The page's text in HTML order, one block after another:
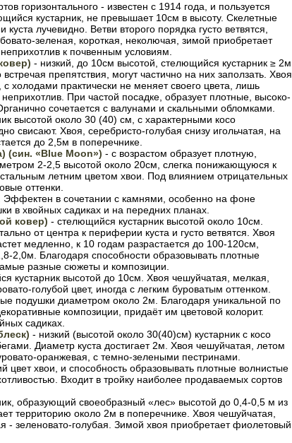
горизонтального - известен с 1914 года, и пользуется
кустарник, не превышает 10см в высоту. Скелетные
лучевидно. Ветви второго порядка густо ветвятся,
зеленая, короткая, неколючая, зимой приобретает
к почвенным условиям.
- низкий, до 10см высотой, стелющийся кустарник ≥ 2м
препятствия, могут частично на них заползать. Хвоя
холодами практически не меняет своего цвета, лишь
При частой посадке, образует плотные, высоко-
сочетается с валунами и скальными обломками.
высотой около 30 (40) см, с характерными косо
свисают. Хвоя, серебристо-голубая снизу игольчатая, на
до 2,5м в поперечнике.
(син. «Blue Moon») - с возрастом образует плотную,
2-2,5 высотой около 20см, слегка понижающуюся к
летним цветом хвои. Под влиянием отрицательных
оттенки.
в сочетании с камнями, особенно на фоне
в хвойных садиках и на передних планах.
ковер) - стелющийся кустарник высотой около 10см.
от центра к периферии куста и густо ветвятся. Хвоя
медленно, к 10 годам разрастается до 100-120см,
2,0м. Благодаря способности образовывать плотные
разные сюжеты и композиции.
кустарник высотой до 10см. Хвоя чешуйчатая, мелкая,
голубой цвет, иногда с легким буроватым оттенком.
подушки диаметром около 2м. Благодаря уникальной по
композиции, придаёт им цветовой колорит.
садиках.
- низкий (высотой около 30(40)см) кустарник с косо
Диаметр куста достигает 2м. Хвоя чешуйчатая, летом
оранжевая, с темно-зелеными пестринами.
хвои, и способность образовывать плотные волнистые
Входит в тройку наиболее продаваемых сортов
образующий своеобразный «лес» высотой до 0,4-0,5 м из
территорию около 2м в поперечнике. Хвоя чешуйчатая,
- зеленовато-голубая. Зимой хвоя приобретает фиолетовый